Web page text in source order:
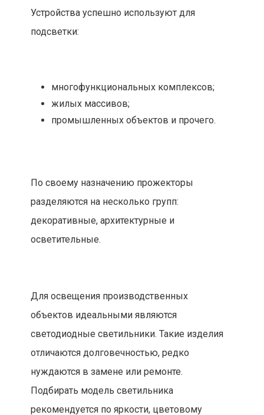
Устройства успешно используют для
подсветки:
многофункциональных комплексов;
жилых массивов;
промышленных объектов и прочего.
По своему назначению прожекторы
разделяются на несколько групп:
декоративные, архитектурные и
осветительные.
Для освещения производственных
объектов идеальными являются
светодиодные светильники. Такие изделия
отличаются долговечностью, редко
нуждаются в замене или ремонте.
Подбирать модель светильника
рекомендуется по яркости, цветовому